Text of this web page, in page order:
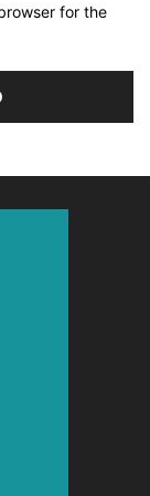
for the